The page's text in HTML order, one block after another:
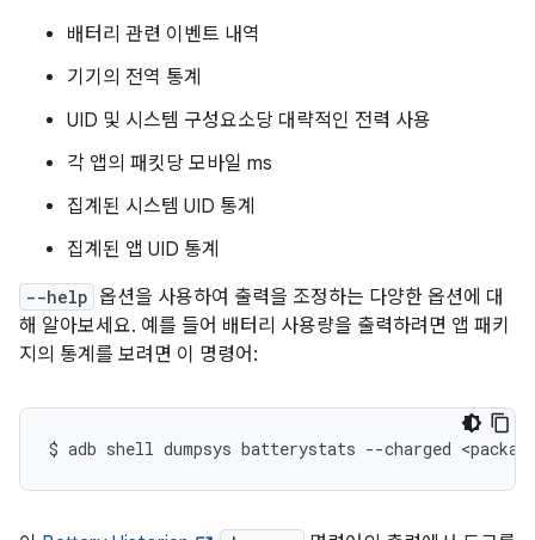
배터리 관련 이벤트 내역
기기의 전역 통계
UID 및 시스템 구성요소당 대략적인 전력 사용
각 앱의 패킷당 모바일 ms
집계된 시스템 UID 통계
집계된 앱 UID 통계
--help 옵션을 사용하여 출력을 조정하는 다양한 옵션에 대
해 알아보세요. 예를 들어 배터리 사용량을 출력하려면 앱 패키
지의 통계를 보려면 이 명령어:
$ adb shell dumpsys batterystats --charged